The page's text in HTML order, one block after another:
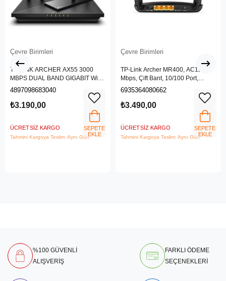
Çevre Birimleri
TP-LINK ARCHER AX55 3000
MBPS DUAL BAND GIGABIT Wi-Fi
6 ROUTER
4897098683040
₺3.190,00
ÜCRETSIZ KARGO
Tahmini Kargoya Teslim: Aynı Gün
SEPETE
EKLE
Çevre Birimleri
TP-Link Archer MR400, AC1200
Mbps, Çift Bant, 10/100 Port,
4G/3G SIM Yuvası, Kablosuz 4G
6935364080662
₺3.490,00
ÜCRETSIZ KARGO
Tahmini Kargoya Teslim: Aynı Gün
SEPETE
EKLE
%100 GÜVENLİ
ALIŞVERİŞ
FARKLI ÖDEME
SEÇENEKLERİ